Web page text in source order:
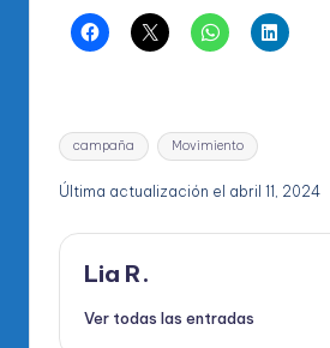
Etiquetas:
campaña Movimiento
Última actualización el abril 11, 2024
Lia R.
Ver todas las entradas